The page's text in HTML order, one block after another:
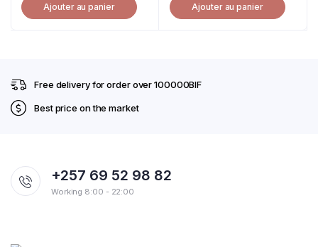
Ajouter au panier Ajouter au panier
Free delivery for order over 100000BIF
Best price on the market
+257 69 52 98 82
Working 8:00 - 22:00